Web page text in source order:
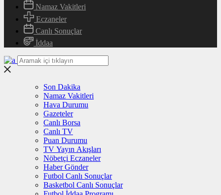
Namaz Vakitleri
Eczaneler
Canlı Sonuçlar
İddaa
Son Dakika
Namaz Vakitleri
Hava Durumu
Gazeteler
Canlı Borsa
Canlı TV
Puan Durumu
TV Yayın Akışları
Nöbetçi Eczaneler
Haber Gönder
Futbol Canlı Sonuçlar
Basketbol Canlı Sonuçlar